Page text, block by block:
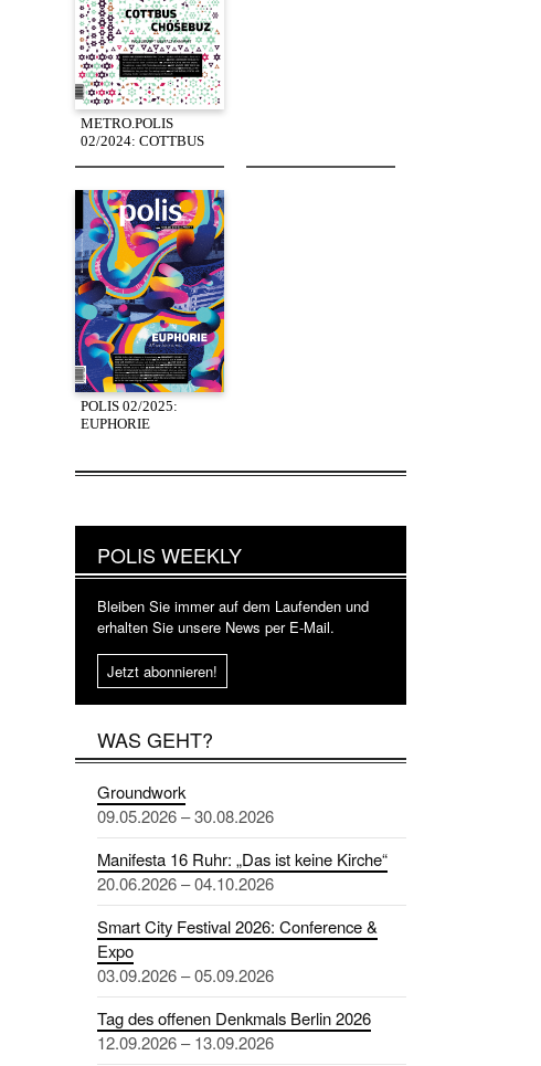
METRO.POLIS
02/2024: COTTBUS
POLIS 02/2025:
EUPHORIE
POLIS WEEKLY
Bleiben Sie immer auf dem Laufenden und
erhalten Sie unsere News per E-Mail.
Jetzt abonnieren!
WAS GEHT?
Groundwork
09.05.2026 – 30.08.2026
Manifesta 16 Ruhr: „Das ist keine Kirche“
20.06.2026 – 04.10.2026
Smart City Festival 2026: Conference &
Expo
03.09.2026 – 05.09.2026
Tag des offenen Denkmals Berlin 2026
12.09.2026 – 13.09.2026